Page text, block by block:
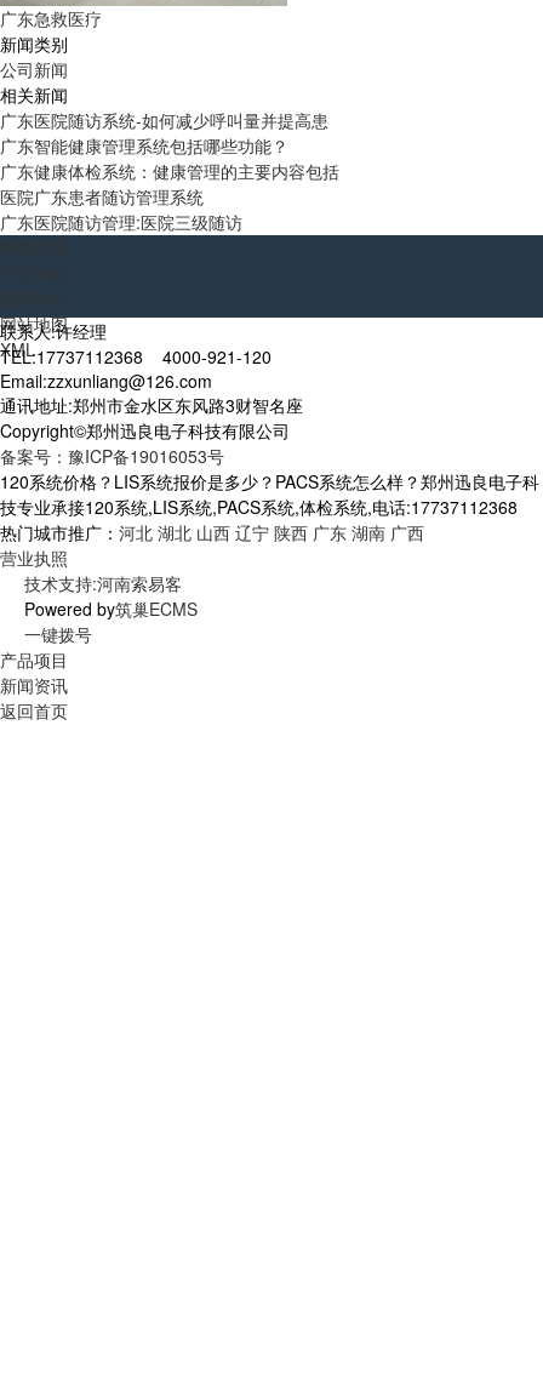
广东急救医疗
新闻类别
公司新闻
相关新闻
广东医院随访系统-如何减少呼叫量并提高患
广东智能健康管理系统包括哪些功能？
广东健康体检系统：健康管理的主要内容包括
医院广东患者随访管理系统
广东医院随访管理:医院三级随访
网站地图
XML
联系人:许经理
TEL:17737112368 4000-921-120
Email:zzxunliang@126.com
通讯地址:郑州市金水区东风路3财智名座
Copyright©郑州迅良电子科技有限公司
备案号：豫ICP备19016053号
120系统价格？LIS系统报价是多少？PACS系统怎么样？郑州迅良电子科
技专业承接120系统,LIS系统,PACS系统,体检系统,电话:17737112368
热门城市推广： 河北 湖北 山西 辽宁 陕西 广东 湖南 广西
营业执照
技术支持:河南索易客
Powered by筑巢ECMS
一键拨号
产品项目
新闻资讯
返回首页